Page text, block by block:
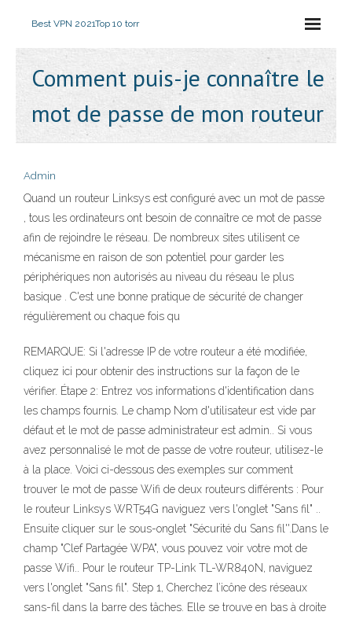
Best VPN 2021Top 10 torr
Comment puis-je connaître le
mot de passe de mon routeur
Admin
Quand un routeur Linksys est configuré avec un mot de passe
, tous les ordinateurs ont besoin de connaître ce mot de passe
afin de rejoindre le réseau. De nombreux sites utilisent ce
mécanisme en raison de son potentiel pour garder les
périphériques non autorisés au niveau du réseau le plus
basique . C'est une bonne pratique de sécurité de changer
régulièrement ou chaque fois qu
REMARQUE: Si l'adresse IP de votre routeur a été modifiée,
cliquez ici pour obtenir des instructions sur la façon de le
vérifier. Étape 2: Entrez vos informations d'identification dans
les champs fournis. Le champ Nom d'utilisateur est vide par
défaut et le mot de passe administrateur est admin.. Si vous
avez personnalisé le mot de passe de votre routeur, utilisez-le
à la place. Voici ci-dessous des exemples sur comment
trouver le mot de passe Wifi de deux routeurs différents : Pour
le routeur Linksys WRT54G naviguez vers l'onglet "Sans fil" ..
Ensuite cliquer sur le sous-onglet "Sécurité du Sans fil''.Dans le
champ "Clef Partagée WPA", vous pouvez voir votre mot de
passe Wifi.. Pour le routeur TP-Link TL-WR840N, naviguez
vers l'onglet "Sans fil". Step 1, Cherchez l’icône des réseaux
sans-fil dans la barre des tâches. Elle se trouve en bas à droite